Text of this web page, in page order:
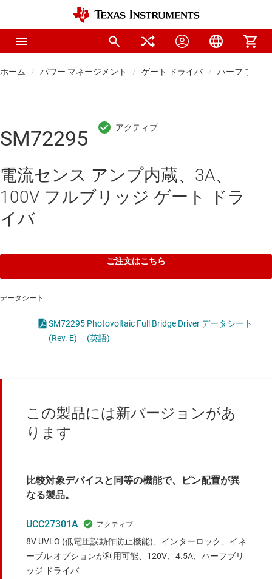
ホーム パワー マネージメント ゲート ドライバ ハーフ ブリ
SM72295
電流センス アンプ内蔵、3A、
100V フルブリッジ ゲート ドラ
イバ
ご注文はこちら
データシート
SM72295 Photovoltaic Full Bridge Driver データシート
(Rev. E)
(英語)
この製品には新バージョンがあ
ります
比較対象デバイスと同等の機能で、ピン配置が異
なる製品。
UCC27301A
8V UVLO (低電圧誤動作防止機能)、インターロック、イネ
ーブル オプションが利用可能、120V、4.5A、ハーフブリ
ッジ ドライバ